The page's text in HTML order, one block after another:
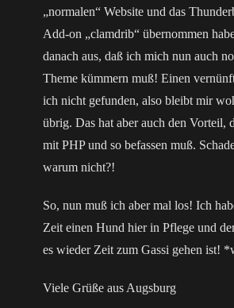
„normalen“ Website und das
Add-on „clamdrib“ übernommen
danach aus, daß ich mich nun auch
Theme kümmern muß! Einen
ich nicht gefunden, also bleibt mir
übrig. Das hat aber auch den Vorteil,
mit PHP und so befassen muß.
warum nicht?!
So, nun muß ich aber mal los! Ich
Zeit einen Hund hier in Pflege und
es wieder Zeit zum Gassi gehen ist!
Viele Grüße aus Augsburg